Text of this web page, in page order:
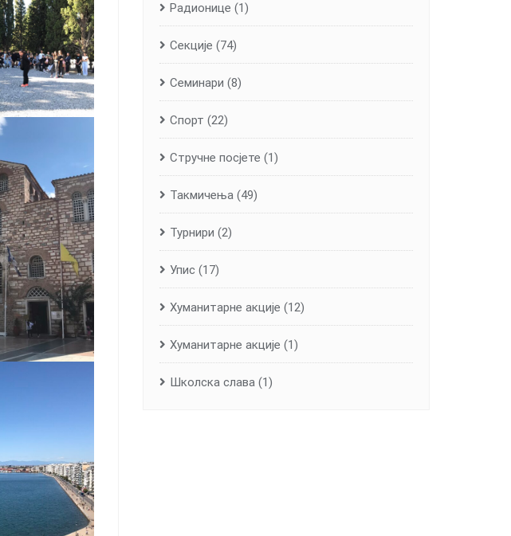
Радионице (1)
Секције (74)
Семинари (8)
Спорт (22)
Стручне посјете (1)
Такмичења (49)
Турнири (2)
Упис (17)
Хуманитарне aкције (12)
Хуманитарне акције (1)
Школска слава (1)